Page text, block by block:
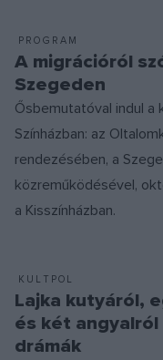
PROGRAM
A migrációról
Szegeden
Ősbemutatóval indul
Színházban: az
rendezésében, a
közreműködésével,
a Kisszínházban.
KULTPOL
Lajka kutyáról,
és két
drámák